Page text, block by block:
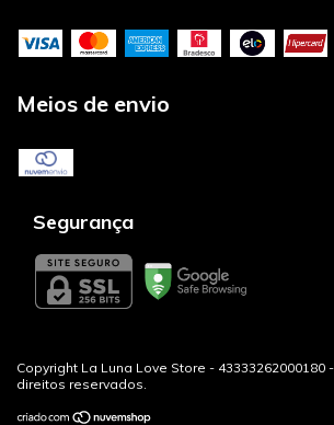
Meios de envio
Segurança
Copyright La Luna Love Store - 43333262000180
direitos reservados.